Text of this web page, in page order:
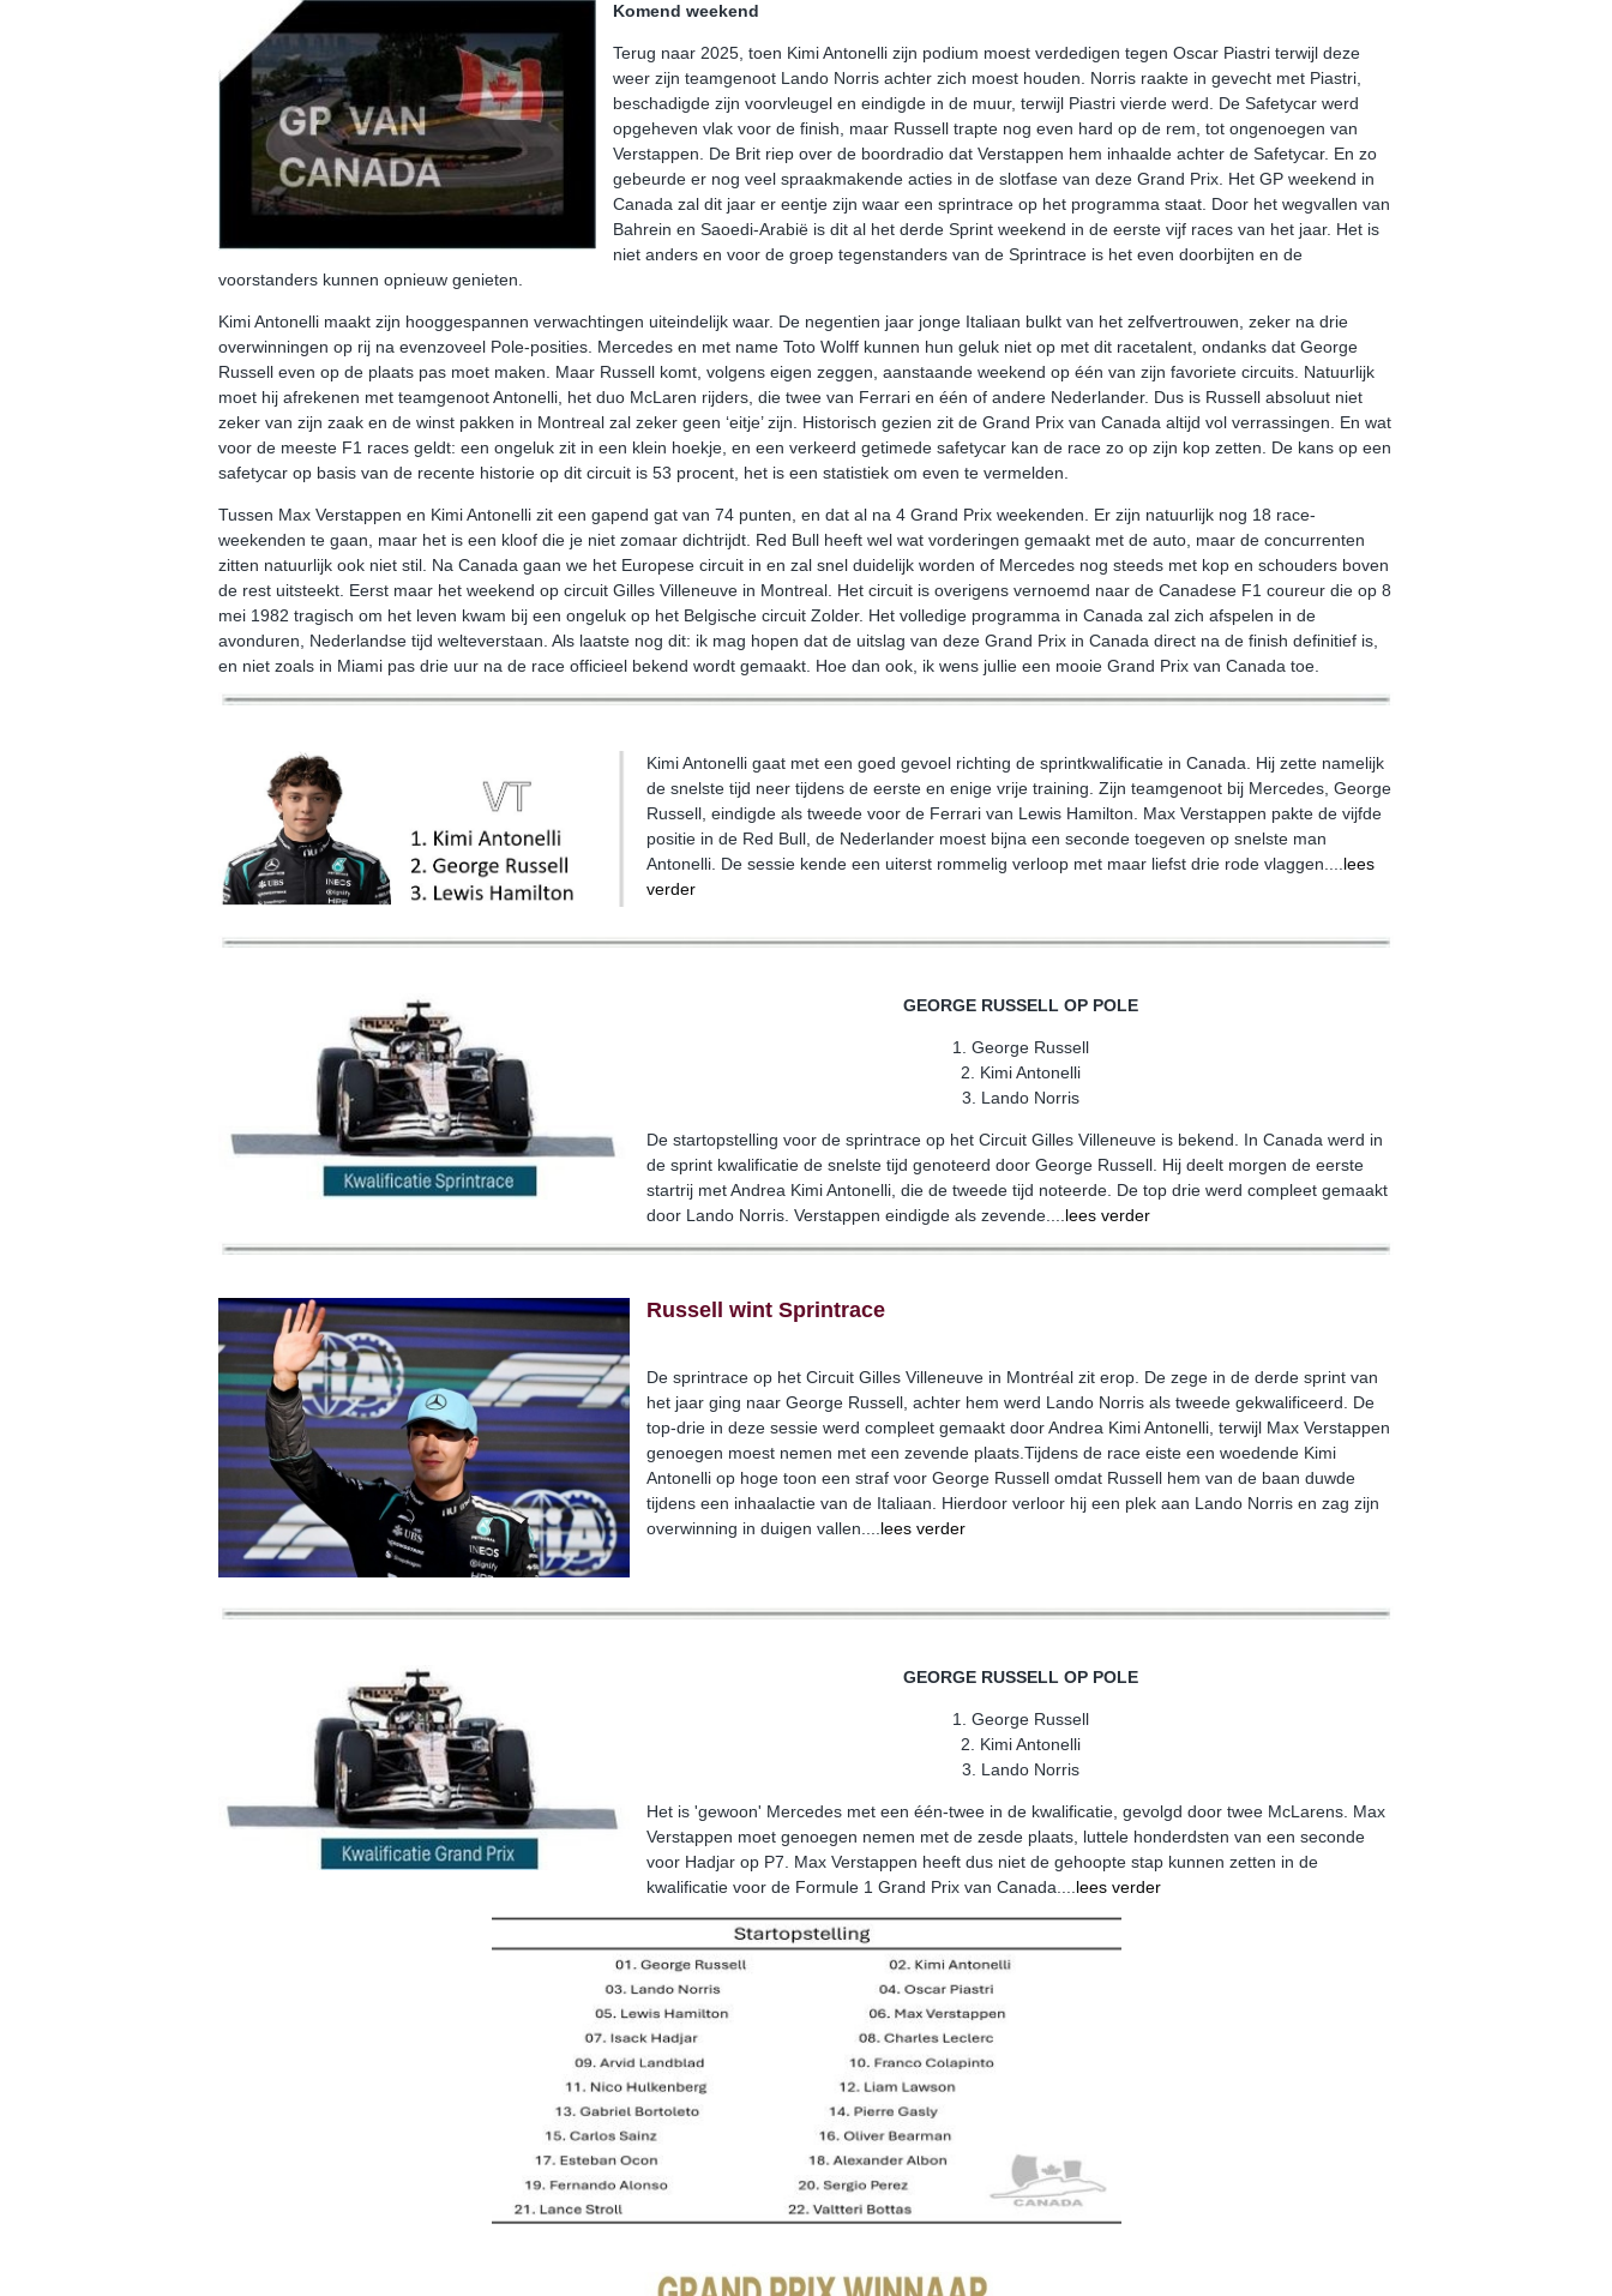
Komend weekend
Terug naar 2025, toen Kimi Antonelli zijn podium moest verdedigen tegen Oscar Piastri terwijl deze
weer zijn teamgenoot Lando Norris achter zich moest houden. Norris raakte in gevecht met Piastri,
beschadigde zijn voorvleugel en eindigde in de muur, terwijl Piastri vierde werd. De Safetycar werd
opgeheven vlak voor de finish, maar Russell trapte nog even hard op de rem, tot ongenoegen van
Verstappen. De Brit riep over de boordradio dat Verstappen hem inhaalde achter de Safetycar. En zo
gebeurde er nog veel spraakmakende acties in de slotfase van deze Grand Prix. Het GP weekend in
Canada zal dit jaar er eentje zijn waar een sprintrace op het programma staat. Door het wegvallen van
Bahrein en Saoedi-Arabië is dit al het derde Sprint weekend in de eerste vijf races van het jaar. Het is
niet anders en voor de groep tegenstanders van de Sprintrace is het even doorbijten en de
voorstanders kunnen opnieuw genieten.
Kimi Antonelli maakt zijn hooggespannen verwachtingen uiteindelijk waar. De negentien jaar jonge Italiaan bulkt van het zelfvertrouwen, zeker na drie
overwinningen op rij na evenzoveel Pole-posities. Mercedes en met name Toto Wolff kunnen hun geluk niet op met dit racetalent, ondanks dat George
Russell even op de plaats pas moet maken. Maar Russell komt, volgens eigen zeggen, aanstaande weekend op één van zijn favoriete circuits. Natuurlijk
moet hij afrekenen met teamgenoot Antonelli, het duo McLaren rijders, die twee van Ferrari en één of andere Nederlander. Dus is Russell absoluut niet
zeker van zijn zaak en de winst pakken in Montreal zal zeker geen ‘eitje’ zijn. Historisch gezien zit de Grand Prix van Canada altijd vol verrassingen. En wat
voor de meeste F1 races geldt: een ongeluk zit in een klein hoekje, en een verkeerd getimede safetycar kan de race zo op zijn kop zetten. De kans op een
safetycar op basis van de recente historie op dit circuit is 53 procent, het is een statistiek om even te vermelden.
Tussen Max Verstappen en Kimi Antonelli zit een gapend gat van 74 punten, en dat al na 4 Grand Prix weekenden. Er zijn natuurlijk nog 18 race-
weekenden te gaan, maar het is een kloof die je niet zomaar dichtrijdt. Red Bull heeft wel wat vorderingen gemaakt met de auto, maar de concurrenten
zitten natuurlijk ook niet stil. Na Canada gaan we het Europese circuit in en zal snel duidelijk worden of Mercedes nog steeds met kop en schouders boven
de rest uitsteekt. Eerst maar het weekend op circuit Gilles Villeneuve in Montreal. Het circuit is overigens vernoemd naar de Canadese F1 coureur die op 8
mei 1982 tragisch om het leven kwam bij een ongeluk op het Belgische circuit Zolder. Het volledige programma in Canada zal zich afspelen in de
avonduren, Nederlandse tijd welteverstaan. Als laatste nog dit: ik mag hopen dat de uitslag van deze Grand Prix in Canada direct na de finish definitief is,
en niet zoals in Miami pas drie uur na de race officieel bekend wordt gemaakt. Hoe dan ook, ik wens jullie een mooie Grand Prix van Canada toe.
Kimi Antonelli gaat met een goed gevoel richting de sprintkwalificatie in Canada. Hij zette namelijk
de snelste tijd neer tijdens de eerste en enige vrije training. Zijn teamgenoot bij Mercedes, George
Russell, eindigde als tweede voor de Ferrari van Lewis Hamilton. Max Verstappen pakte de vijfde
positie in de Red Bull, de Nederlander moest bijna een seconde toegeven op snelste man
Antonelli. De sessie kende een uiterst rommelig verloop met maar liefst drie rode vlaggen.... lees
verder
GEORGE RUSSELL OP POLE
1. George Russell
2. Kimi Antonelli
3. Lando Norris
De startopstelling voor de sprintrace op het Circuit Gilles Villeneuve is bekend. In Canada werd in
de sprint kwalificatie de snelste tijd genoteerd door George Russell. Hij deelt morgen de eerste
startrij met Andrea Kimi Antonelli, die de tweede tijd noteerde. De top drie werd compleet gemaakt
door Lando Norris. Verstappen eindigde als zevende....lees verder
Russell wint Sprintrace
De sprintrace op het Circuit Gilles Villeneuve in Montréal zit erop. De zege in de derde sprint van
het jaar ging naar George Russell, achter hem werd Lando Norris als tweede gekwalificeerd. De
top-drie in deze sessie werd compleet gemaakt door Andrea Kimi Antonelli, terwijl Max Verstappen
genoegen moest nemen met een zevende plaats.Tijdens de race eiste een woedende Kimi
Antonelli op hoge toon een straf voor George Russell omdat Russell hem van de baan duwde
tijdens een inhaalactie van de Italiaan. Hierdoor verloor hij een plek aan Lando Norris en zag zijn
overwinning in duigen vallen.... lees verder
GEORGE RUSSELL OP POLE
1. George Russell
2. Kimi Antonelli
3. Lando Norris
Het is 'gewoon' Mercedes met een één-twee in de kwalificatie, gevolgd door twee McLarens. Max
Verstappen moet genoegen nemen met de zesde plaats, luttele honderdsten van een seconde
voor Hadjar op P7. Max Verstappen heeft dus niet de gehoopte stap kunnen zetten in de
kwalificatie voor de Formule 1 Grand Prix van Canada.... lees verder